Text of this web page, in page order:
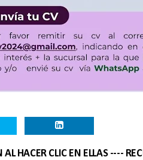
HACER CLIC EN ELLAS ----